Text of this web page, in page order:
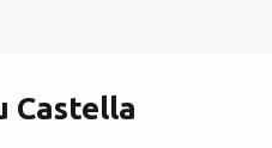
Castella